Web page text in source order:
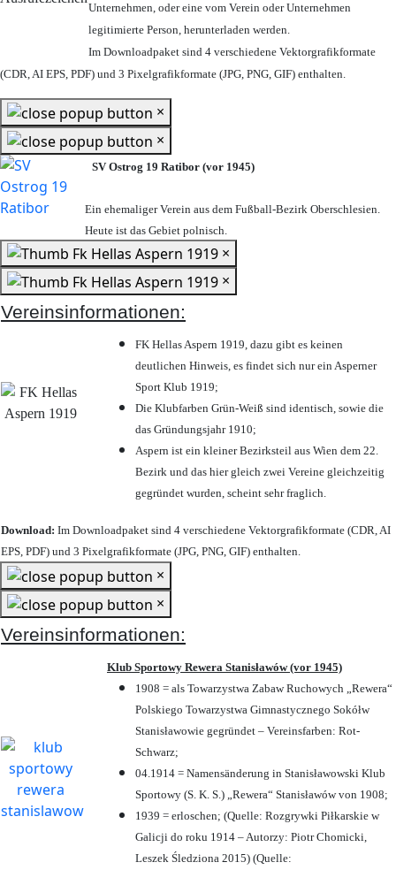
Unternehmen, oder eine vom Verein oder Unternehmen
legitimierte Person, herunterladen werden.
Im Downloadpaket sind 4 verschiedene Vektorgrafikformate
(CDR, AI EPS, PDF) und 3 Pixelgrafikformate (JPG, PNG, GIF) enthalten.
×
×
SV Ostrog 19 Ratibor (vor 1945)
Ein ehemaliger Verein aus dem Fußball-Bezirk Oberschlesien.
Heute ist das Gebiet polnisch.
×
×
Vereinsinformationen:
FK Hellas Aspern 1919, dazu gibt es keinen
deutlichen Hinweis, es findet sich nur ein Asperner
Sport Klub 1919;
Die Klubfarben Grün-Weiß sind identisch, sowie die
das Gründungsjahr 1910;
Aspern ist ein kleiner Bezirksteil aus Wien dem 22.
Bezirk und das hier gleich zwei Vereine gleichzeitig
gegründet wurden, scheint sehr fraglich.
Download: Im Downloadpaket sind 4 verschiedene Vektorgrafikformate (CDR, AI
EPS, PDF) und 3 Pixelgrafikformate (JPG, PNG, GIF) enthalten.
×
×
Vereinsinformationen:
Klub Sportowy Rewera Stanisławów (vor 1945)
1908 = als Towarzystwa Zabaw Ruchowych „Rewera“
Polskiego Towarzystwa Gimnastycznego Sokółw
Stanisławowie gegründet – Vereinsfarben: Rot-
Schwarz;
04.1914 = Namensänderung in Stanisławowski Klub
Sportowy (S. K. S.) „Rewera“ Stanisławów von 1908;
1939 = erloschen; (Quelle: Rozgrywki Piłkarskie w
Galicji do roku 1914 – Autorzy: Piotr Chomicki,
Leszek Śledziona 2015) (Quelle: